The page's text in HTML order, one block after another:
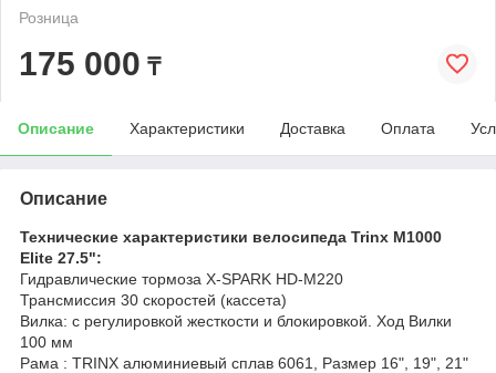
Розница
175 000 ₸
Описание Характеристики Доставка Оплата
Описание
Технические характеристики велосипеда Trinx M1000
Elite 27.5":
Гидравлические тормоза X-SPARK HD-M220
Трансмиссия 30 скоростей (кассета)
Вилка: с регулировкой жесткости и блокировкой. Ход Вилки
100 мм
Рама : TRINX алюминиевый сплав 6061, Размер 16", 19", 21"